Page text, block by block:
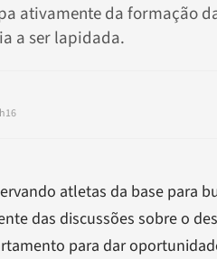
ativamente da formação
a ser lapidada.
atletas da base para
das discussões sobre o
para dar